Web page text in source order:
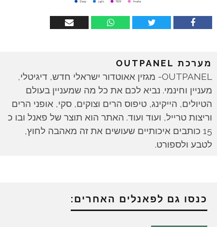
מערכת OUTPANEL
OUTPANEL- מגזין אאוטדור ישראלי חדש, דיגיטלי,
מעניין וחינמי. נביא לכם את כל מה שמעניין בעולם
הטיולים, הייקינג, טיפוס הרים וצוקים, סקי, אופני הרים
וריצות טרייל, ועוד ועוד. האתר הוא תוצר של פאנל ובו כ
15 כותבים איכותיים שעושים את זה מאהבה לחוץ,
לטבע ולספורט.
כנסו גם לפאנלים האחרים: